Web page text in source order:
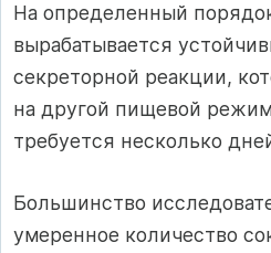
На определенный
вырабатывается
секреторной реакции,
на другой пищевой
требуется несколько
Большинство
умеренное количество